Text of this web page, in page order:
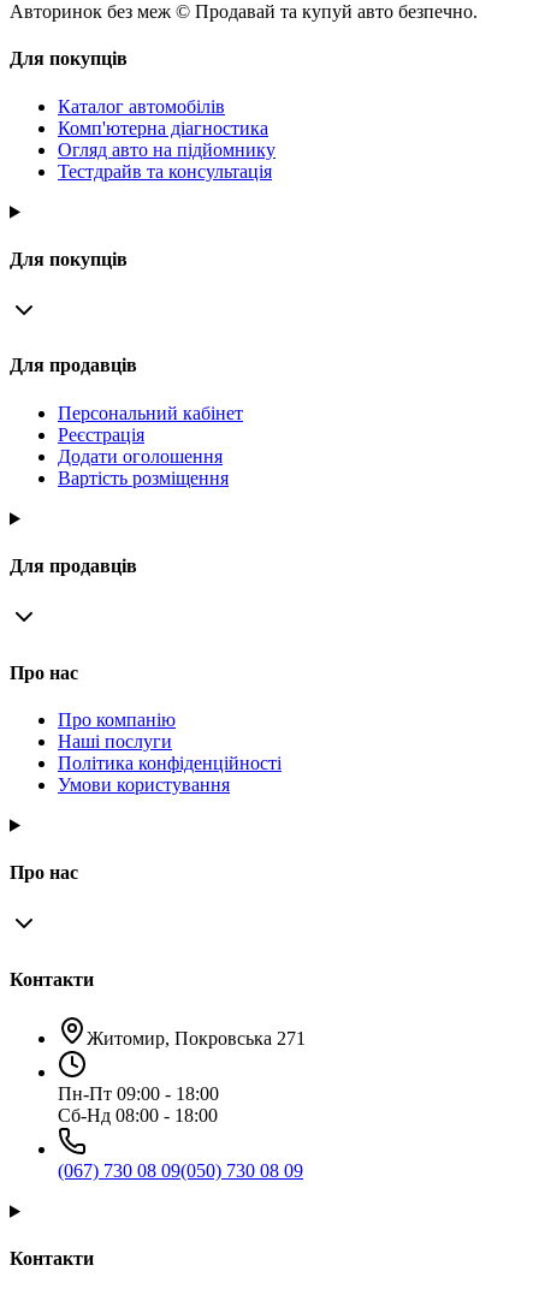
Авторинок без меж © Продавай та купуй авто безпечно.
Для покупців
Каталог автомобілів
Комп'ютерна діагностика
Огляд авто на підйомнику
Тестдрайв та консультація
Для покупців
Для продавців
Персональний кабінет
Реєстрація
Додати оголошення
Вартість розміщення
Для продавців
Про нас
Про компанію
Наші послуги
Політика конфіденційності
Умови користування
Про нас
Контакти
Житомир, Покровська 271
Пн-Пт 09:00 - 18:00
Сб-Нд 08:00 - 18:00
(067) 730 08 09(050) 730 08 09
Контакти